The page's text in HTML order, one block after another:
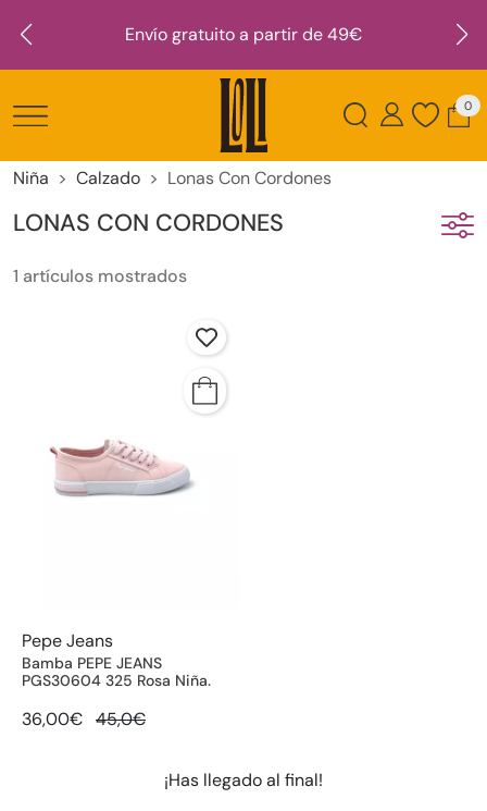
Envío gratuito a partir de 49€
0
Niña Calzado Lonas Con Cordones
LONAS CON CORDONES
1 artículos mostrados
Pepe Jeans
Bamba PEPE JEANS
PGS30604 325 Rosa Niña.
36,00€ 45,0€
¡Has llegado al final!